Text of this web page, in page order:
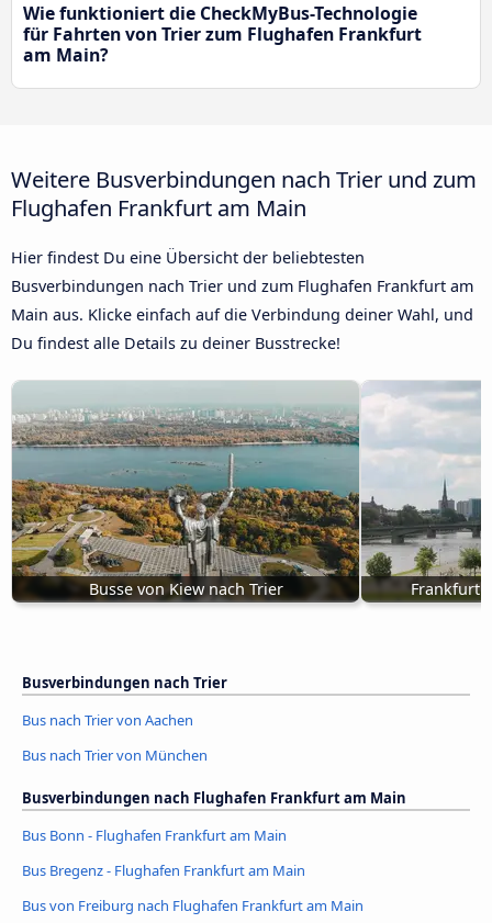
Wie funktioniert die CheckMyBus-Technologie
für Fahrten von Trier zum Flughafen Frankfurt
am Main?
Weitere Busverbindungen nach Trier und zum
Flughafen Frankfurt am Main
Hier findest Du eine Übersicht der beliebtesten
Busverbindungen nach Trier und zum Flughafen Frankfurt am
Main aus. Klicke einfach auf die Verbindung deiner Wahl, und
Du findest alle Details zu deiner Busstrecke!
Busse von Kiew nach Trier Frankfurt
Busverbindungen nach Trier
Bus nach Trier von Aachen
Bus nach Trier von München
Busverbindungen nach Flughafen Frankfurt am Main
Bus Bonn - Flughafen Frankfurt am Main
Bus Bregenz - Flughafen Frankfurt am Main
Bus von Freiburg nach Flughafen Frankfurt am Main